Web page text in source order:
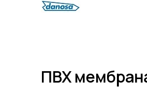
ПВХ